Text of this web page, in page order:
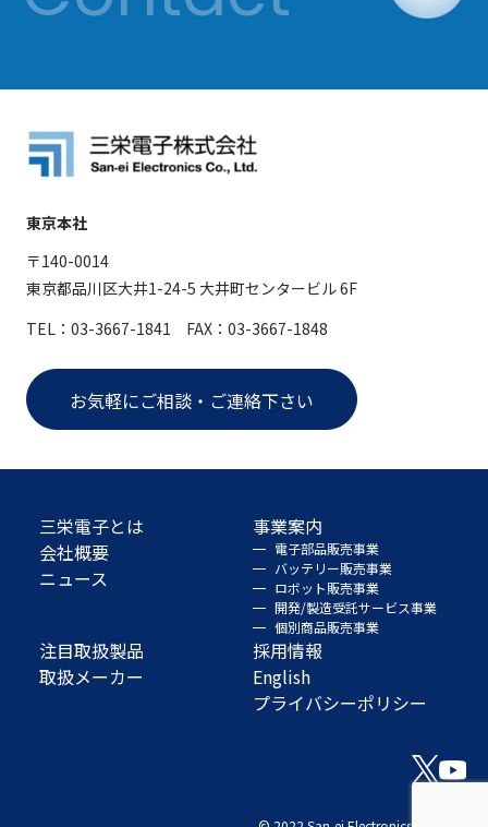
東京本社
〒140-0014
東京都品川区大井1-24-5 大井町センタービル 6F
TEL：03-3667-1841 FAX：03-3667-1848
お気軽にご相談・ご連絡下さい
三栄電子とは
会社概要
ニュース
事業案内
電子部品販売事業
バッテリー販売事業
ロボット販売事業
開発/製造受託サービス事業
個別商品販売事業
注目取扱製品
取扱メーカー
採用情報
English
プライバシーポリシー